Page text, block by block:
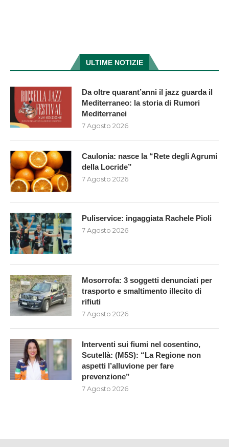
ULTIME NOTIZIE
Da oltre quarant’anni il jazz guarda il
Mediterraneo: la storia di Rumori
Mediterranei
7 Agosto 2026
Caulonia: nasce la “Rete degli Agrumi
della Locride”
7 Agosto 2026
Puliservice: ingaggiata Rachele Pioli
7 Agosto 2026
Mosorrofa: 3 soggetti denunciati per
trasporto e smaltimento illecito di
rifiuti
7 Agosto 2026
Interventi sui fiumi nel cosentino,
Scutellà: (M5S): “La Regione non
aspetti l’alluvione per fare
prevenzione”
7 Agosto 2026